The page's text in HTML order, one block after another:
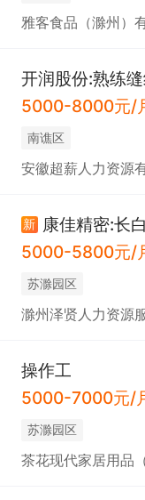
雅客食品（滁州）
开润股份:熟练
5000-8000元/
南谯区
安徽超薪人力资源
新
5000-5800元/
苏滁园区
滁州泽贤人力资源
操作工
5000-7000元/
苏滁园区
茶花现代家居用品